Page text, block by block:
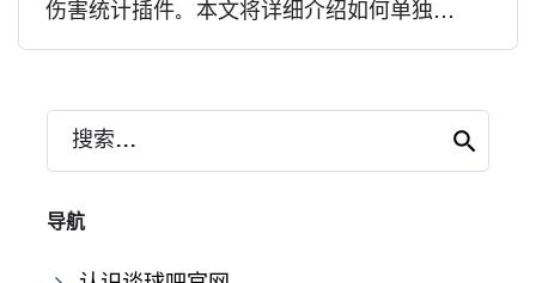
伤害统计插件。本文将详细介绍如何单独...
搜索...
导航